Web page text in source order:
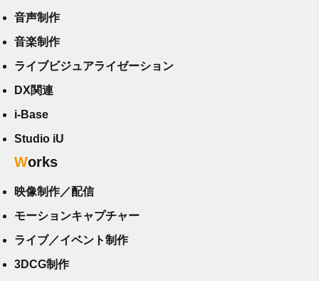
音声制作
音楽制作
ライブビジュアライゼーション
DX関連
i-Base
Studio iU
Works
映像制作／配信
モーションキャプチャー
ライブ／イベント制作
3DCG制作